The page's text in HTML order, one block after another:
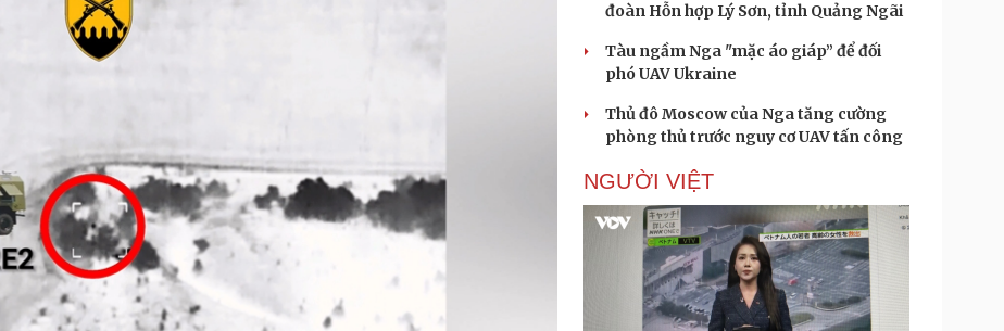
đoàn Hỗn hợp Lý Sơn, tỉnh Quảng Ngãi
Tàu ngầm Nga "mặc áo giáp” để đối
phó UAV Ukraine
Thủ đô Moscow của Nga tăng cường
phòng thủ trước nguy cơ UAV tấn công
NGƯỜI VIỆT